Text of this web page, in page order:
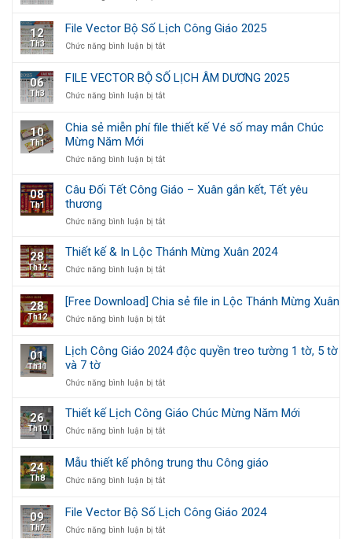
2025
BỘ
SỐ
ÂM
DƯƠNG
2026
12
Th3
File Vector Bộ Số Lịch Công Giáo 2025
Chức năng bình luận bị tắtở
Vector
Bộ
Số
Công
Giáo
06
Th3
FILE VECTOR BỘ SỐ LỊCH ÂM DƯƠNG 2025
Chức năng bình luận bị tắtở
VECTOR
BỘ
LỊCH
DƯƠNG
2025
10
Th1
Chia sẻ miễn phí file thiết kế Vé số may mắn Chúc
Mừng Năm Mới
Chức năng bình luận bị tắtở
sẻ
miễn
file
kế
Vé
số
mắn
Mừng
Mới
08
Th1
Câu Đối Tết Công Giáo – Xuân gắn kết, Tết yêu
thương
Chức năng bình luận bị tắtở
Đối
Tết
Công
–
Xuân
gắn
Tết
28
Th12
Thiết kế & In Lộc Thánh Mừng Xuân 2024
Chức năng bình luận bị tắtở
&
In
Thánh
Mừng
2024
28
Th12
[Free Download] Chia sẻ file in Lộc Thánh Mừng Xuân
Chức năng bình luận bị tắtở
Download]
Chia
file
Lộc
Thánh
Mừng
01
Th11
Lịch Công Giáo 2024 độc quyền treo tường 1 tờ, 5 tờ
và 7 tờ
Chức năng bình luận bị tắtở
Công
Giáo
2024
quyền
treo
tường
tờ,
5
tờ
26
Th10
Thiết kế Lịch Công Giáo Chúc Mừng Năm Mới
Chức năng bình luận bị tắtở
Lịch
Công
Chúc
Mừng
Năm
24
Th8
Mẫu thiết kế phông trung thu Công giáo
Chức năng bình luận bị tắtở
kế
phông
09
Th7
File Vector Bộ Số Lịch Công Giáo 2024
Chức năng bình luận bị tắtở